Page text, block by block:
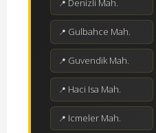
Denizli Mah.
Gulbahce Mah.
Guvendik Mah.
Haci Isa Mah.
Icmeler Mah.